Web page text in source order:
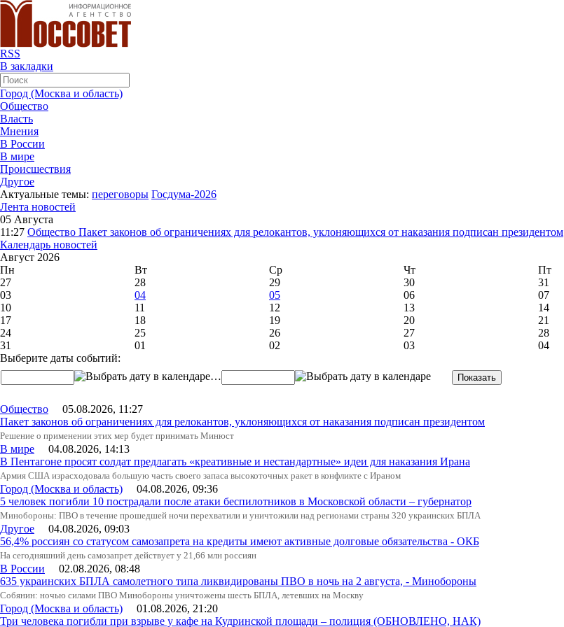
RSS
В закладки
Город (Москва и область)
Общество
Власть
Мнения
В России
В мире
Происшествия
Другое
Актуальные темы: переговоры Госдума-2026
Лента новостей
05 Августа
11:27 Общество Пакет законов об ограничениях для релокантов, уклоняющихся от наказания подписан президентом
Календарь новостей
Август 2026
Пн
Вт Ср Чт Пт
27
28 29 30 31
03
04 05 06 07
10
11 12 13 14
17
18 19 20 21
24
25 26 27 28
31
01 02 03 04
Выберите даты событий:
…
Общество 05.08.2026, 11:27
Пакет законов об ограничениях для релокантов, уклоняющихся от наказания подписан президентом
Решение о применении этих мер будет принимать Минюст
В мире 04.08.2026, 14:13
В Пентагоне просят солдат предлагать «креативные и нестандартные» идеи для наказания Ирана
Армия США израсходовала большую часть своего запаса высокоточных ракет в конфликте с Ираном
Город (Москва и область) 04.08.2026, 09:36
5 человек погибли 10 пострадали после атаки беспилотников в Московской области – губернатор
Минобороны: ПВО в течение прошедшей ночи перехватили и уничтожили над регионами страны 320 украинских БПЛА
Другое 04.08.2026, 09:03
56,4% россиян со статусом самозапрета на кредиты имеют активные долговые обязательства - ОКБ
На сегодняшний день самозапрет действует у 21,66 млн россиян
В России 02.08.2026, 08:48
635 украинских БПЛА самолетного типа ликвидированы ПВО в ночь на 2 августа, - Минобороны
Собянин: ночью силами ПВО Минобороны уничтожены шесть БПЛА, летевших на Москву
Город (Москва и область) 01.08.2026, 21:20
Три человека погибли при взрыве у кафе на Кудринской площади – полиция (ОБНОВЛЕНО, НАК)